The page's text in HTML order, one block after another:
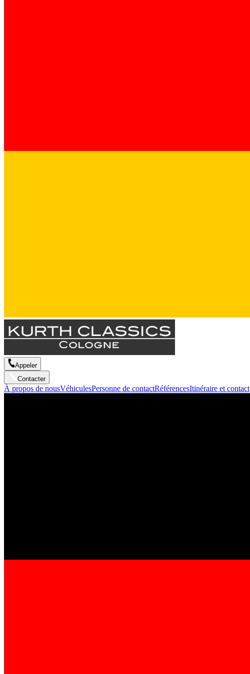
Appeler
Contacter
À propos de nousVéhiculesPersonne de contactRéférencesItinéraire et contact